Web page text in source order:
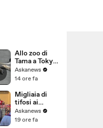
Allo zoo di
Tama a Tokyo
morte tre
leonesse,
colpo di
calore
Askanews
14 ore fa
Migliaia di
tifosi ai
funerali di
Baresi: "Ciao
Askanews
19 ore fa